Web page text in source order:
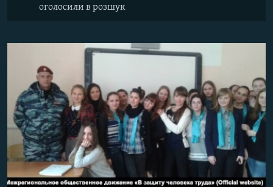
оголосили в розшук